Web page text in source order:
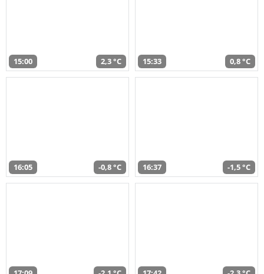
15:00 2,3 °C 15:33 0,8 °C
16:05 -0,8 °C 16:37 -1,5 °C